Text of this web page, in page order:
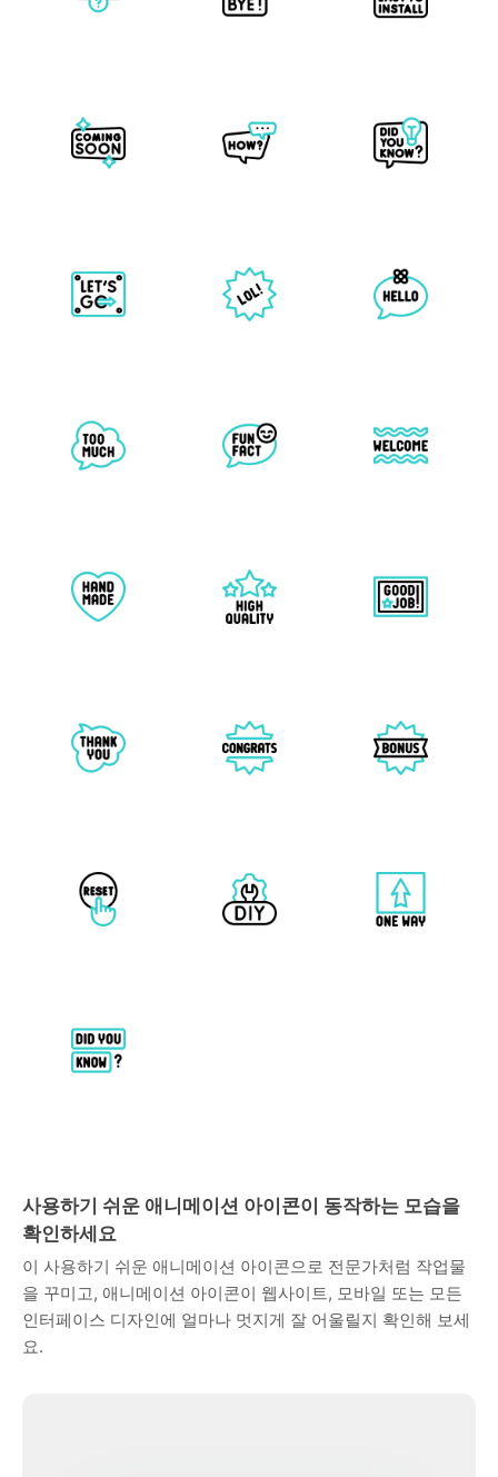
사용하기 쉬운 애니메이션 아이콘이 동작하는 모습을
확인하세요
이 사용하기 쉬운 애니메이션 아이콘으로 전문가처럼 작업물
을 꾸미고, 애니메이션 아이콘이 웹사이트, 모바일 또는 모든
인터페이스 디자인에 얼마나 멋지게 잘 어울릴지 확인해 보세
요.